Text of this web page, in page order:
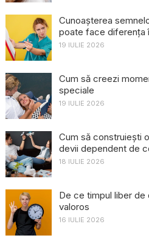
Cunoașterea
poate face diferența
19 IULIE 2026
Cum să creezi
speciale
19 IULIE 2026
Cum să construiești
devii dependent de
18 IULIE 2026
De ce timpul liber
valoros
16 IULIE 2026